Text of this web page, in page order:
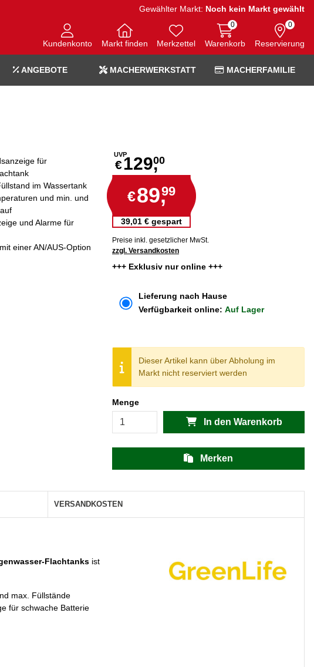
Gewählter Markt: Noch kein Markt gewählt
Kundenkonto Markt finden Merkzettel Warenkorb
0
Reservierung
0
ANGEBOTE MACHERWERKSTATT MACHERFAMILIE
UVP
€129,00
€89,99
39,01 € gespart
Preise inkl. gesetzlicher MwSt.
zzgl. Versandkosten
+++ Exklusiv nur online +++
für
im Wassertank
und min. und
und Alarme für
einer AN/AUS-Option
Lieferung nach Hause
Verfügbarkeit online: Auf Lager
Dieser Artikel kann über Abholung im
Markt nicht reserviert werden
Menge
In den Warenkorb
Merken
VERSANDKOSTEN
Flachtanks ist
max. Füllstände
für schwache Batterie